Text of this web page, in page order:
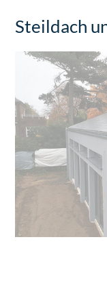
Steildach